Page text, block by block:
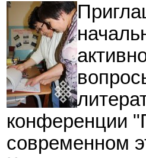
конференции
современном